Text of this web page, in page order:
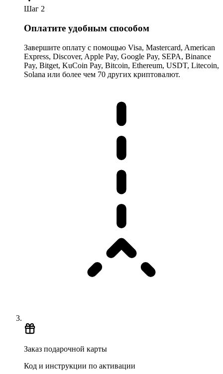
Шаг 2
Оплатите удобным способом
Завершите оплату с помощью Visa, Mastercard, American
Express, Discover, Apple Pay, Google Pay, SEPA, Binance
Pay, Bitget, KuCoin Pay, Bitcoin, Ethereum, USDT, Litecoin,
Solana или более чем 70 других криптовалют.
Заказ подарочной карты
Код и инструкции по активации